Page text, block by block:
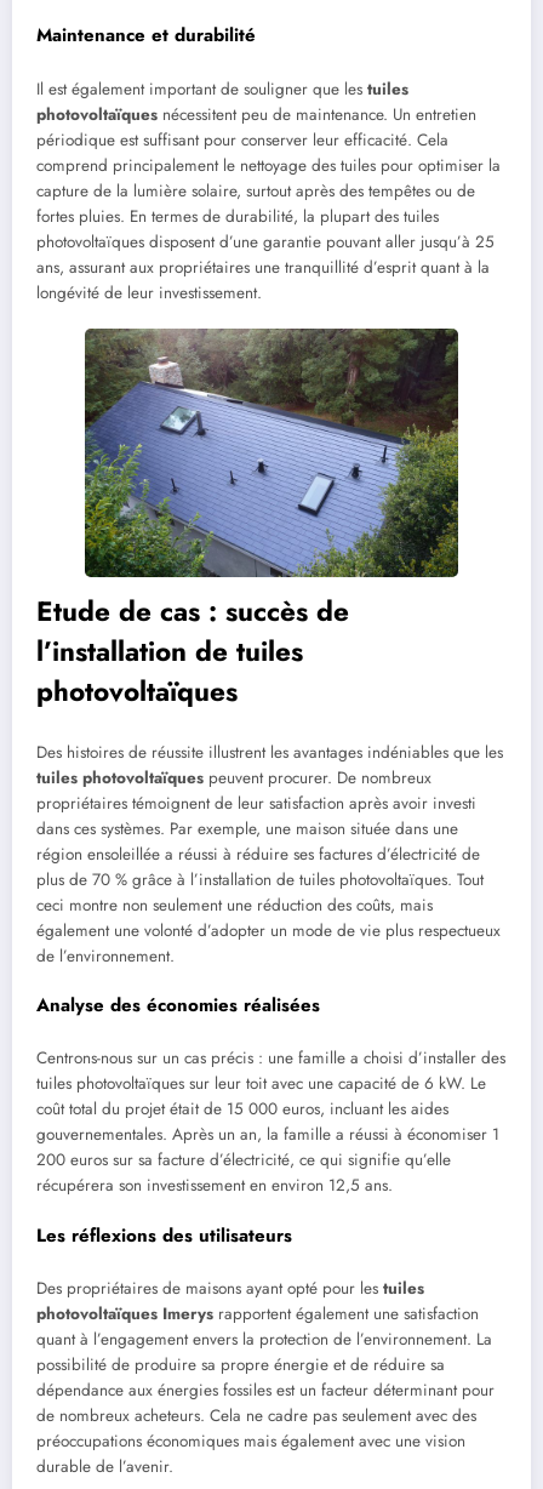
Maintenance et durabilité
Il est également important de souligner que les tuiles
photovoltaïques nécessitent peu de maintenance. Un entretien
périodique est suffisant pour conserver leur efficacité. Cela
comprend principalement le nettoyage des tuiles pour optimiser la
capture de la lumière solaire, surtout après des tempêtes ou de
fortes pluies. En termes de durabilité, la plupart des tuiles
photovoltaïques disposent d’une garantie pouvant aller jusqu’à 25
ans, assurant aux propriétaires une tranquillité d’esprit quant à la
longévité de leur investissement.
Etude de cas : succès de
l’installation de tuiles
photovoltaïques
Des histoires de réussite illustrent les avantages indéniables que les
tuiles photovoltaïques peuvent procurer. De nombreux
propriétaires témoignent de leur satisfaction après avoir investi
dans ces systèmes. Par exemple, une maison située dans une
région ensoleillée a réussi à réduire ses factures d’électricité de
plus de 70 % grâce à l’installation de tuiles photovoltaïques. Tout
ceci montre non seulement une réduction des coûts, mais
également une volonté d’adopter un mode de vie plus respectueux
de l’environnement.
Analyse des économies réalisées
Centrons-nous sur un cas précis : une famille a choisi d’installer des
tuiles photovoltaïques sur leur toit avec une capacité de 6 kW. Le
coût total du projet était de 15 000 euros, incluant les aides
gouvernementales. Après un an, la famille a réussi à économiser 1
200 euros sur sa facture d’électricité, ce qui signifie qu’elle
récupérera son investissement en environ 12,5 ans.
Les réflexions des utilisateurs
Des propriétaires de maisons ayant opté pour les tuiles
photovoltaïques Imerys rapportent également une satisfaction
quant à l’engagement envers la protection de l’environnement. La
possibilité de produire sa propre énergie et de réduire sa
dépendance aux énergies fossiles est un facteur déterminant pour
de nombreux acheteurs. Cela ne cadre pas seulement avec des
préoccupations économiques mais également avec une vision
durable de l’avenir.